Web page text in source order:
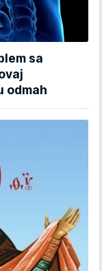
sa
odmah